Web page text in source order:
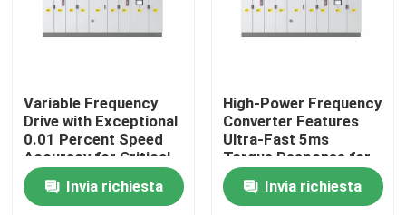
Invertitore di frequenza di vettore
Invertitore di frequenza di VFD
Variable Frequency
Drive with Exceptional
0.01 Percent Speed
Accuracy for Critical
Process Control
Invia richiesta
High-Power Frequency
Converter Features
Ultra-Fast 5ms
Torque Response for
Demanding
ApplicationsInvia richiesta